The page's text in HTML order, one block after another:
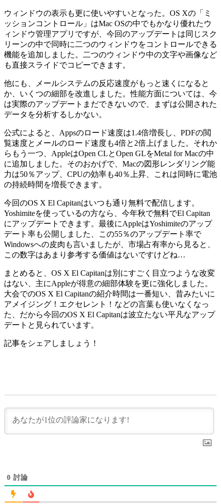
ウィンドウの表示も更に使いやすいとなった。OS Xの「ミ
ッションコントロール」はMac OSの中でもかなり優れたウ
ィンドウ管理アプリですが、今回のアップデートは同じスク
リーンの中で同時に二つのウィンドウをコントロールできる
機能を追加しました。二つのウィンドウ中の文字や画像など
も直接スライドでコピーできます。
他にも、メールシステムの反応速度がもっと速くになると
か、いくつの細部を改進しました。性能方面については、今
は実際のアップデートまだできないので、まずは公開された
データを分析するしかない。
公式によると、Appsのロード速度は1.4倍増長し、PDFの閲
覧速度とメールのロード速度も4倍と2倍上げました。それか
らもう一つ、AppleはOpen CLとOpen GLをMetal for Macの中
に追加しました。そのおかげで、Macの図形レンダリング能
力は50％アップ、CPUの効率も40％上昇、これは同時に電池
の持続時間を増長できます。
今回のOS X El Capitanはいつも通り無料で配信します。
Yoshimiteを使っているの方なら、今年秋で無料でEl Capitan
にアップデートできます。最後にAppleはYoshimiteのアップ
デート率も公開しました、この55％のアップデート率で
Windowsへの皮肉も言いましたが、市場占有率から見ると、
この数字はあまり参考する価値はないですけどね…
まとめると、OS X El Capitanは別にすごく目立つような改変
はない、主にAppleが得意の細部体験を更に強化しました。
大会でのOS X El Capitanの紹介時間は一番短い、昔みたいに
アメイジング！エクセレント！などの言葉も使いなくなっ
た、だから今回のOS X El Capitanは波立たない平凡なアップ
デートと見られています。
記事をシェアしましょう！
0 討論